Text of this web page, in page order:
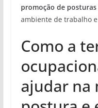
promoção de
ambiente de trabalho
Como a
ajudar na